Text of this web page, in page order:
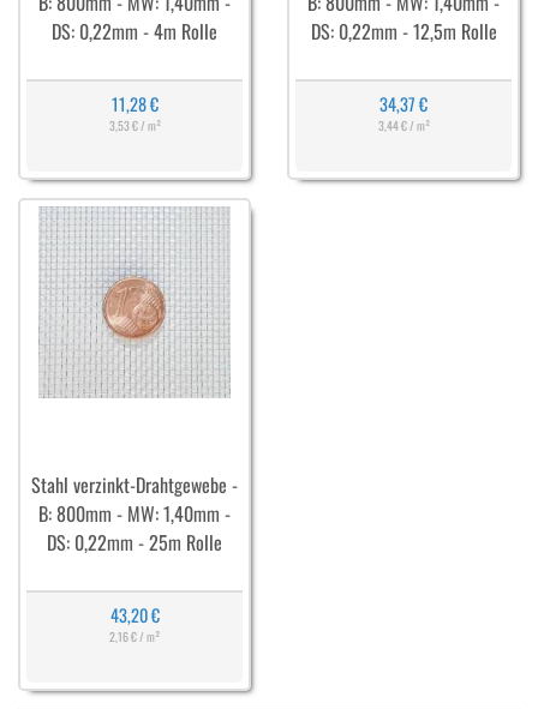
DS: 0,22mm - 4m Rolle
11,28 €
3,53 € / m²
DS: 0,22mm - 12,5m Rolle
34,37 €
3,44 € / m²
Stahl verzinkt-Drahtgewebe -
B: 800mm - MW: 1,40mm -
DS: 0,22mm - 25m Rolle
43,20 €
2,16 € / m²